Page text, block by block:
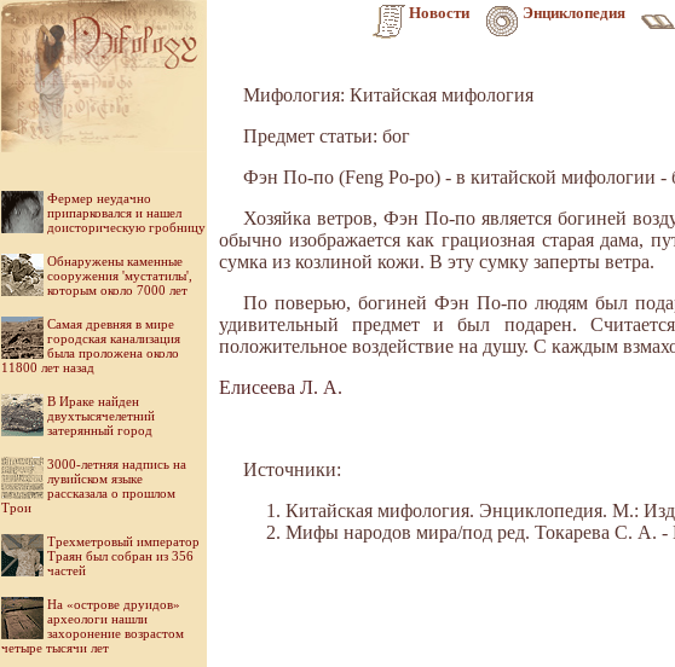
Новости Энциклопедия
Фермер неудачно
припарковался и нашел
доисторическую гробницу
Обнаружены каменные
сооружения 'мустатилы',
которым около 7000 лет
Самая древняя в мире
городская канализация
была проложена около
11800 лет назад
В Ираке найден
двухтысячелетний
затерянный город
3000-летняя надпись на
лувийском языке
рассказала о прошлом
Трои
Трехметровый император
Траян был собран из 356
частей
На «острове друидов»
археологи нашли
захоронение возрастом
четыре тысячи лет
Мифология: Китайская мифология
Предмет статьи: бог
Фэн По-по (Feng Po-po) - в китайской мифологии -
Хозяйка ветров, Фэн По-по является богиней
обычно изображается как грациозная старая дама,
сумка из козлиной кожи. В эту сумку заперты ветра.
По поверью, богиней Фэн По-по людям был
удивительный предмет и был подарен.
положительное воздействие на душу. С каждым
Елисеева Л. А.
Источники:
Китайская мифология. Энциклопедия. М.:
Мифы народов мира/под ред. Токарева С. А. -